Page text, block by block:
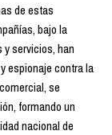
de estas
bajo la
servicios, han
espionaje contra la
se
formando un
nacional de